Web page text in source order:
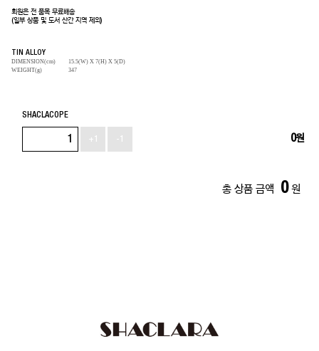
회원은 전 품목 무료배송
(일부 상품 및 도서 산간 지역 제외)
TIN ALLOY
DIMENSION(cm)
15.5(W) X 7(H) X 5(D)
WEIGHT(g)
347
SHACLACOPE
+1 -1 0원
총 상품 금액 0 원